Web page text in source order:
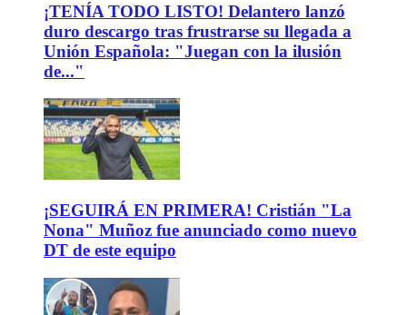
¡TENÍA TODO LISTO! Delantero lanzó
duro descargo tras frustrarse su llegada a
Unión Española: "Juegan con la ilusión
de..."
¡SEGUIRÁ EN PRIMERA! Cristián "La
Nona" Muñoz fue anunciado como nuevo
DT de este equipo